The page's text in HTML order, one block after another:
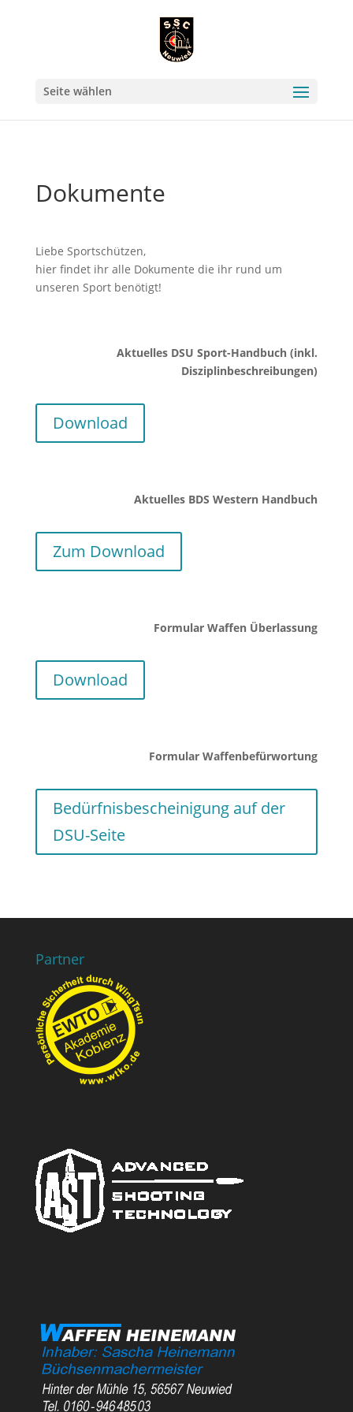
Seite wählen
Dokumente
Liebe Sportschützen,
hier findet ihr alle Dokumente die ihr rund um
unseren Sport benötigt!
Aktuelles DSU Sport-Handbuch (inkl.
Disziplinbeschreibungen)
Download
Aktuelles BDS Western Handbuch
Zum Download
Formular Waffen Überlassung
Download
Formular Waffenbefürwortung
Bedürfnisbescheinigung auf der
DSU-Seite
Partner